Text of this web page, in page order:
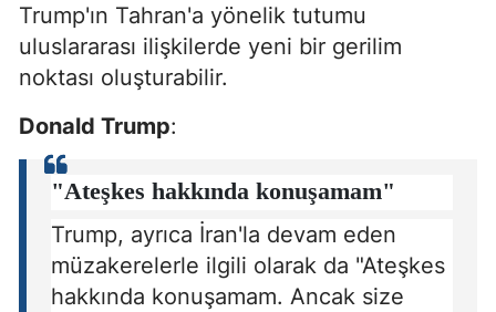
Trump'ın Tahran'a yönelik tutumu
uluslararası ilişkilerde yeni bir gerilim
noktası oluşturabilir.
Donald Trump:
"Ateşkes hakkında konuşamam"
Trump, ayrıca İran'la devam eden
müzakerelerle ilgili olarak da "Ateşkes
hakkında konuşamam. Ancak size